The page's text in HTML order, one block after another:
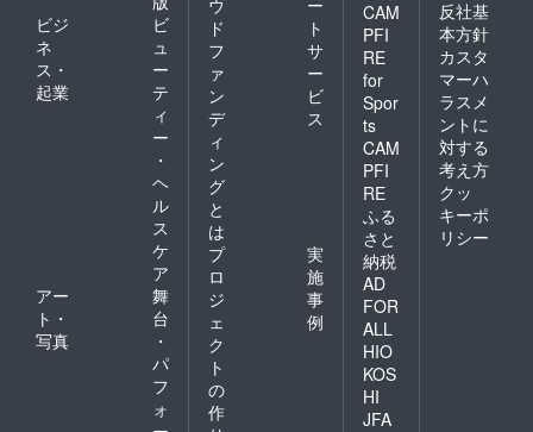
ビジ
ネ
ス・
起業
ビ
ュ
ー
テ
ィ
ー
・
ヘ
ル
ス
ケ
ア
アー
ト・
写真
舞
台
・
パ
フ
ォ
ド
フ
ァ
ン
デ
ィ
ン
グ
と
は
ト
サ
ー
ビ
ス
プ
ロ
ジ
ェ
ク
ト
の
作
実
施
事
例
CAM
PFI
RE
for
Spor
ts
CAM
PFI
RE
ふる
さと
納税
AD
FOR
ALL
HIO
KOS
HI
JFA
反社基
本方針
カスタ
マーハ
ラスメ
ントに
対する
考え方
クッ
キーポ
リシー